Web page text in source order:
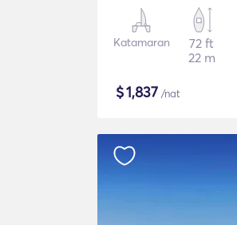
Katamaran
72 ft
22 m
$1,837 /nat